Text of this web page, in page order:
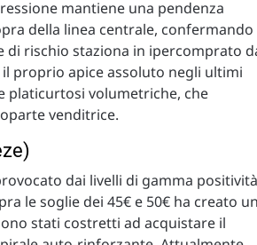
mantiene una pendenza
della linea centrale, confermando
di rischio staziona in ipercomprato
proprio apice assoluto negli ultimi
platicurtosi volumetriche, che
venditrice.
dai livelli di gamma
le soglie dei 45€ e 50€ ha creato
stati costretti ad acquistare il